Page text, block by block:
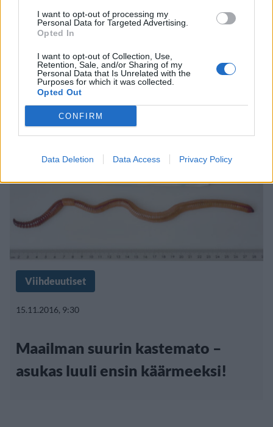
I want to opt-out of processing my
Personal Data for Targeted Advertising.
Opted In
I want to opt-out of Collection, Use,
Retention, Sale, and/or Sharing of my
Personal Data that Is Unrelated with the
Purposes for which it was collected.
Opted Out
CONFIRM
Data Deletion Data Access Privacy Policy
9.9.2017, 13:00
Koiralla hellyttävä tapa – pelastaa
kastematoja kuumalta asfaltilta!
Viihdeuutiset
15.11.2016, 9:30
Maailman suurin kastemato –
asukas luuli ensin käärmeeksi!